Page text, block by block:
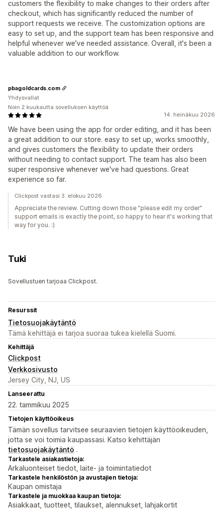
customers the flexibility to make changes to their orders after
checkout, which has significantly reduced the number of
support requests we receive. The customization options are
easy to set up, and the support team has been responsive and
helpful whenever we've needed assistance. Overall, it's been a
valuable addition to our workflow.
14. heinäkuu 2026
We have been using the app for order editing, and it has been
a great addition to our store. easy to set up, works smoothly,
and gives customers the flexibility to update their orders
without needing to contact support. The team has also been
super responsive whenever we've had questions. Great
experience so far.
pbagoldcards.com
Yhdysvallat
Noin 2 kuukautta sovelluksen käyttöä
Clickpost vastasi 3. elokuu 2026
Appreciate the review. Cutting down those "please edit my order"
support emails is exactly the point, so happy to hear it's working that
way for you. :)
Tuki
Sovellustuen tarjoaa Clickpost.
Resurssit
Tietosuojakäytäntö
Tämä kehittäjä ei tarjoa suoraa tukea kielellä Suomi.
Kehittäjä
Clickpost
Verkkosivusto
Jersey City, NJ, US
Lanseerattu
22. tammikuu 2025
Tietojen käyttöoikeus
Tämän sovellus tarvitsee seuraavien tietojen käyttöoikeuden,
jotta se voi toimia kaupassasi. Katso kehittäjän
tietosuojakäytäntö .
Tarkastele asiakastietoja:
Arkaluonteiset tiedot, laite- ja toimintatiedot
Tarkastele henkilöstön ja avustajien tietoja:
Kaupan omistaja
Tarkastele ja muokkaa kaupan tietoja:
Asiakkaat, tuotteet, tilaukset, alennukset, lahjakortit